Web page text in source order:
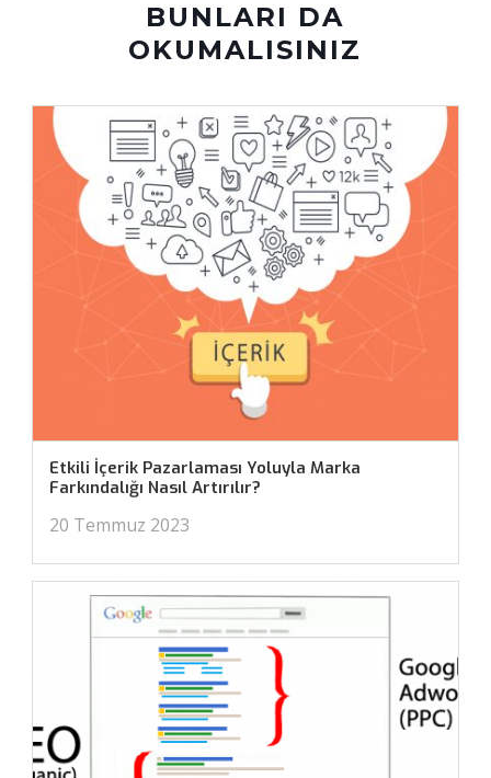
BUNLARI DA
OKUMALISINIZ
Etkili İçerik Pazarlaması Yoluyla Marka
Farkındalığı Nasıl Artırılır?
20 Temmuz 2023